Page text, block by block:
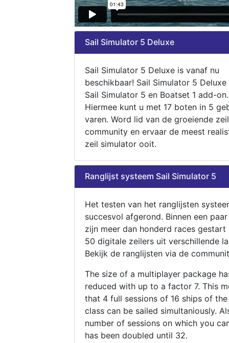
Sail Simulator 5 Deluxe
Sail Simulator 5 Deluxe is vanaf nu
beschikbaar! Sail Simulator 5
Sail Simulator 5 en Boatset 1 add-on.
Hiermee kunt u met 17 boten in 5
varen. Word lid van de groeiende zeil
community en ervaar de meest
zeil simulator ooit.
Ranglijst systeem Sail Simulator 5
Het testen van het ranglijsten
succesvol afgerond. Binnen een
zijn meer dan honderd races gestart
50 digitale zeilers uit verschillende
Bekijk de ranglijsten via de
The size of a multiplayer package
reduced with up to a factor 7. This
that 4 full sessions of 16 ships of
class can be sailed simultaniously.
number of sessions on which you
has been doubled until 32.